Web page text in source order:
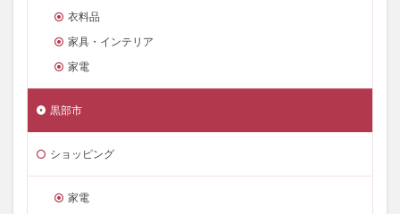
衣料品
家具・インテリア
家電
黒部市
ショッピング
家電